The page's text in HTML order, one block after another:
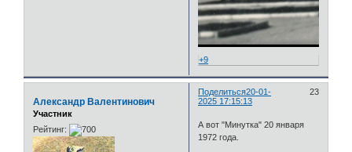
+9
Поделиться 23
20-01-
2025 17:15:13
Александр Валентинович
Участник
Рейтинг:
А вот "Минутка" 20 января
1972 года.